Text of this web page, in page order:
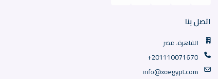
اتصل بنا
القاهرة، مصر
+201110071670
info@xoegypt.com